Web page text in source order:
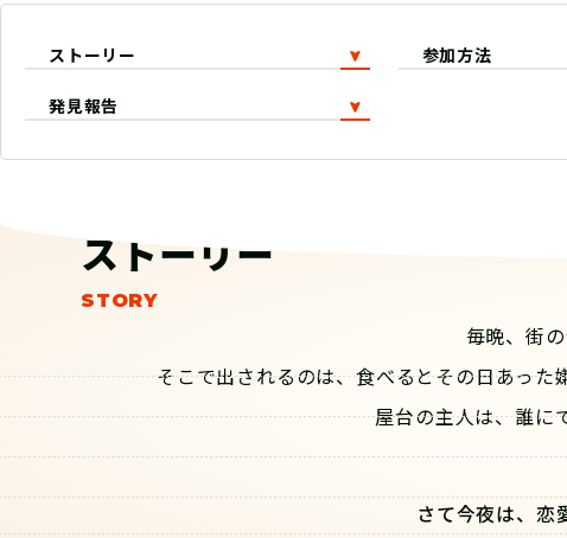
ストーリー 参加方法
発見報告
ストーリー
毎晩、街
そこで出されるのは、食べるとその日あっ
屋台の主人は、誰に
さて今夜は、恋